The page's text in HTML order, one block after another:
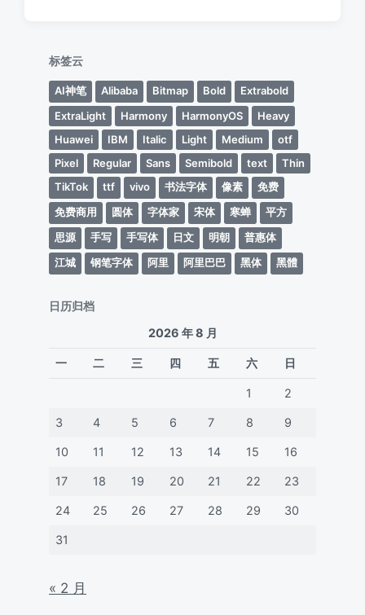
标签云
AI神笔 Alibaba Bitmap Bold
Extrabold
ExtraLight
Harmony HarmonyOS
Heavy
Huawei
IBM Italic Light Medium
otf
Pixel
Regular Sans Semibold text
Thin
TikTok
ttf vivo 书法字体 像素
免费
免费商用
圆体 字体家 宋体 寒蝉
平方
思源
手写 手写体 日文 明朝
普惠体
江城
钢笔字体 阿里 阿里巴巴 黑体 黑體
日历归档
2026 年 8 月
一 二 三 四 五 六 日
1 2
3 4 5 6 7 8 9
10 11 12 13 14 15 16
17 18 19 20 21 22 23
24 25 26 27 28 29 30
31
« 2 月